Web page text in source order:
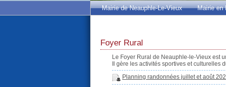
Mairie de Neauphle-Le-Vieux Mairie en
Foyer Rural
Le Foyer Rural de Neauphle-le-Vieux est
Il gère les activités sportives et
Planning randonnées juillet et août